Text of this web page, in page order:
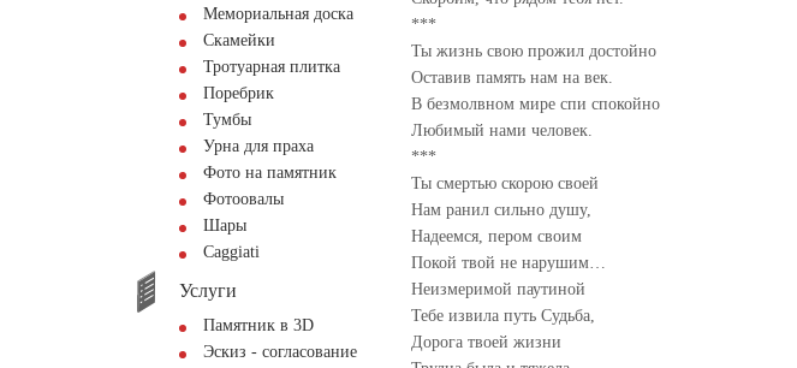
Мемориальная доска
Скамейки
Тротуарная плитка
Поребрик
Тумбы
Урна для праха
Фото на памятник
Фотоовалы
Шары
Сaggiati
Услуги
Памятник в 3D
Эскиз - согласование
***
Ты жизнь свою прожил достойно
Оставив память нам на век.
В безмолвном мире спи спокойно
Любимый нами человек.
***
Ты смертью скорою своей
Нам ранил сильно душу,
Надеемся, пером своим
Покой твой не нарушим…
Неизмеримой паутиной
Тебе извила путь Судьба,
Дорога твоей жизни